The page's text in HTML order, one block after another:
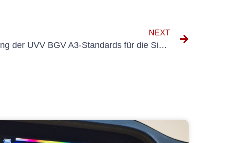
NEXT
Vorteile der Einhaltung der UVV BGV A3-Standards für die Sicherheit der Mitarbeiter